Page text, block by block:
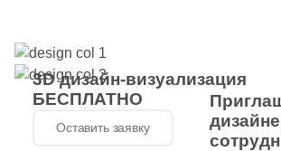
3D дизайн-визуализация
БЕСПЛАТНО
Оставить заявку